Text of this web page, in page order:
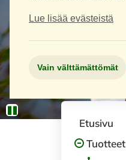
Lue lisää evästeistä
Vain välttämättömät
Etusivu
Tuotteet